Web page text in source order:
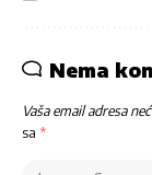
Nema
Vaša email adresa
sa *